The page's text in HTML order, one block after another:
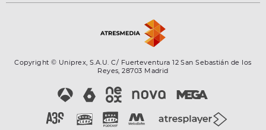
Copyright © Uniprex, S.A.U. C/ Fuerteventura 12 San Sebastián de los
Reyes, 28703 Madrid